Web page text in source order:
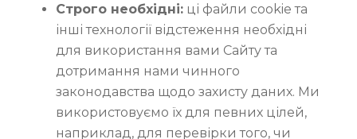
Строго необхідні: ці файли cookie та
інші технології відстеження необхідні
для використання вами Сайту та
дотримання нами чинного
законодавства щодо захисту даних. Ми
використовуємо їх для певних цілей,
наприклад, для перевірки того, чи